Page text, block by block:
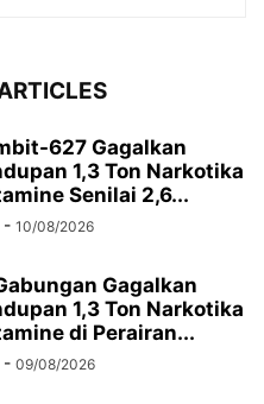
627 Gagalkan
1,3 Ton Narkotika
Senilai 2,6...
- 10/08/2026
Gagalkan
1,3 Ton Narkotika
di Perairan...
- 09/08/2026